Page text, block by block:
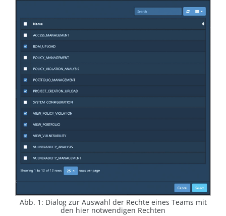
Abb. 1: Dialog zur Auswahl der Rechte eines Teams mit
den hier notwendigen Rechten